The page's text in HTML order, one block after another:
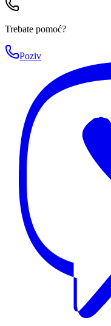
Trebate pomoć?
Poziv